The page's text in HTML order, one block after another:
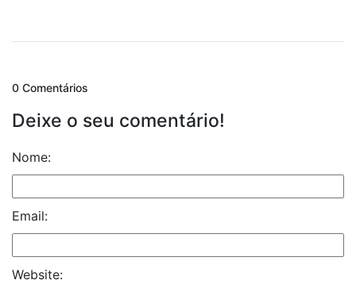
0 Comentários
Deixe o seu comentário!
Nome:
Email:
Website: